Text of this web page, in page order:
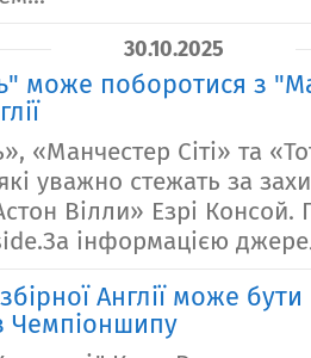
30.10.2025
може поборотися з
«Манчестер Сіті» та
уважно стежать за
Вілли» Езрі
інформацією
Англії може
Чемпіоншипу